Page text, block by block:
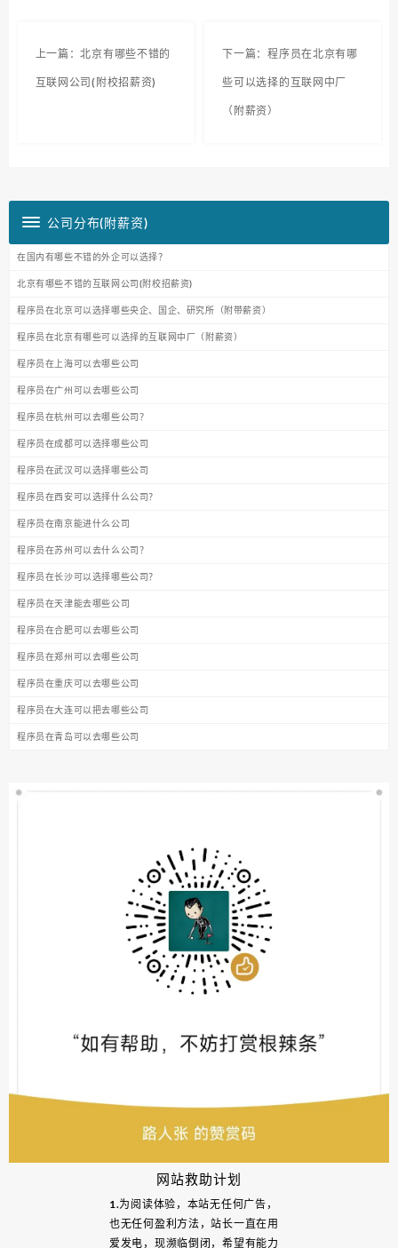
网站救助计划
1.为阅读体验，本站无任何广告，
也无任何盈利方法，站长一直在用
爱发电，现濒临倒闭，希望有能力
上一篇：北京有哪些不错的
互联网公司(附校招薪资)
下一篇：程序员在北京有哪
些可以选择的互联网中厂
（附薪资）
公司分布(附薪资)
在国内有哪些不错的外企可以选择？
北京有哪些不错的互联网公司(附校招薪资)
程序员在北京可以选择哪些央企、国企、研究所（附带薪资）
程序员在北京有哪些可以选择的互联网中厂（附薪资）
程序员在上海可以去哪些公司
程序员在广州可以去哪些公司
程序员在杭州可以去哪些公司？
程序员在成都可以选择哪些公司
程序员在武汉可以选择哪些公司
程序员在西安可以选择什么公司？
程序员在南京能进什么公司
程序员在苏州可以去什么公司？
程序员在长沙可以选择哪些公司？
程序员在天津能去哪些公司
程序员在合肥可以去哪些公司
程序员在郑州可以去哪些公司
程序员在重庆可以去哪些公司
程序员在大连可以把去哪些公司
程序员在青岛可以去哪些公司